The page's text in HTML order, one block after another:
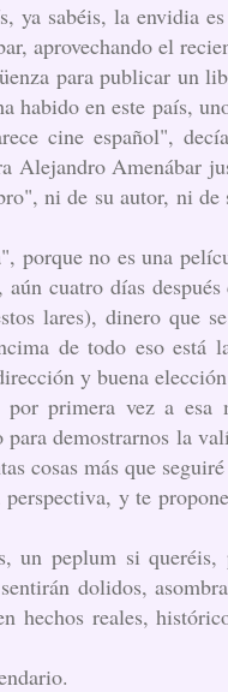
ya sabéis, la envidia
aprovechando el
para publicar un
habido en este país,
cine español",
Amenábar
ni de su autor, ni
porque no es una
aún cuatro días
lares), dinero que
de todo eso está
y buena
primera vez a
demostrarnos la
cosas más que
y te
peplum si queréis,
dolidos,
hechos reales,